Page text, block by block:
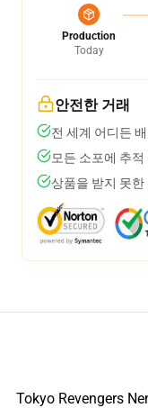
Production
Today
안전한 거래
전 세계 어디든
모든 소포에 추적
상품을 받지 못한
Tokyo Revengers